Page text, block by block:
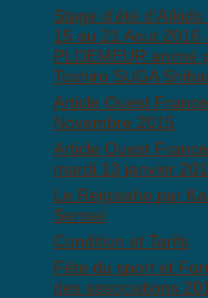
Stage d'été d'Aïkido
15 au 21 Aout 2016
PLOEMEUR animé
Toshiro SUGA
Article Ouest
Novembre 2015
Article Ouest
mardi 13 janvier
Le Reigisaho par
Senseï
Condition et Tarifs
Fête du sport et
des associations